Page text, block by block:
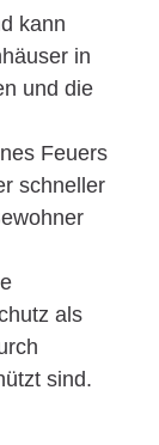
kann
in
und die
Feuers
schneller
als
sind.